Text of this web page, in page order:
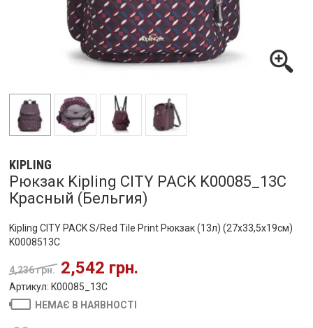
KIPLING
Рюкзак Kipling CITY PACK K00085_13C
Красный (Бельгия)
Kipling CITY PACK S/Red Tile Print Рюкзак (13л) (27x33,5x19см)
K0008513C
4,236 грн. 2,542 грн.
Артикул: K00085_13C
НЕМАЄ В НАЯВНОСТІ